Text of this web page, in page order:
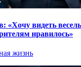
«Хочу видеть
нравилось»
жизнь